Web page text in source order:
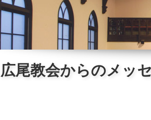
広尾教会からのメッ